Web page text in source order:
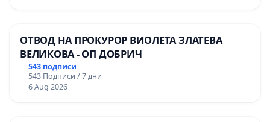
ОТВОД НА ПРОКУРОР ВИОЛЕТА ЗЛАТЕВА
ВЕЛИКОВА - ОП ДОБРИЧ
543 подписи
543 Подписи / 7 дни
6 Aug 2026